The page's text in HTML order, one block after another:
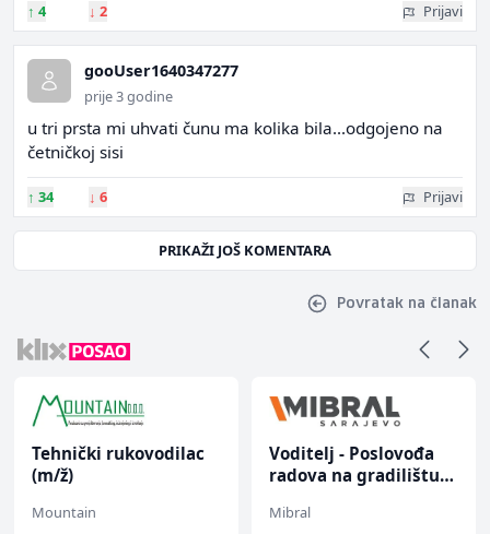
↑ 4 ↓ 2 Prijavi
gooUser1640347277
prije 3 godine
u tri prsta mi uhvati čunu ma kolika bila...odgojeno na
četničkoj sisi
↑ 34 ↓ 6 Prijavi
PRIKAŽI JOŠ KOMENTARA
Povratak na članak
Tehnički rukovodilac
(m/ž)
Mountain
Voditelj - Poslovođa
radova na gradilištu
Mibral